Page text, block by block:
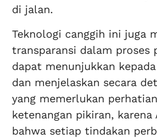
di jalan.
Teknologi canggih ini juga
transparansi dalam proses
dapat menunjukkan
dan menjelaskan secara
yang memerlukan
ketenangan pikiran, karena
bahwa setiap tindakan